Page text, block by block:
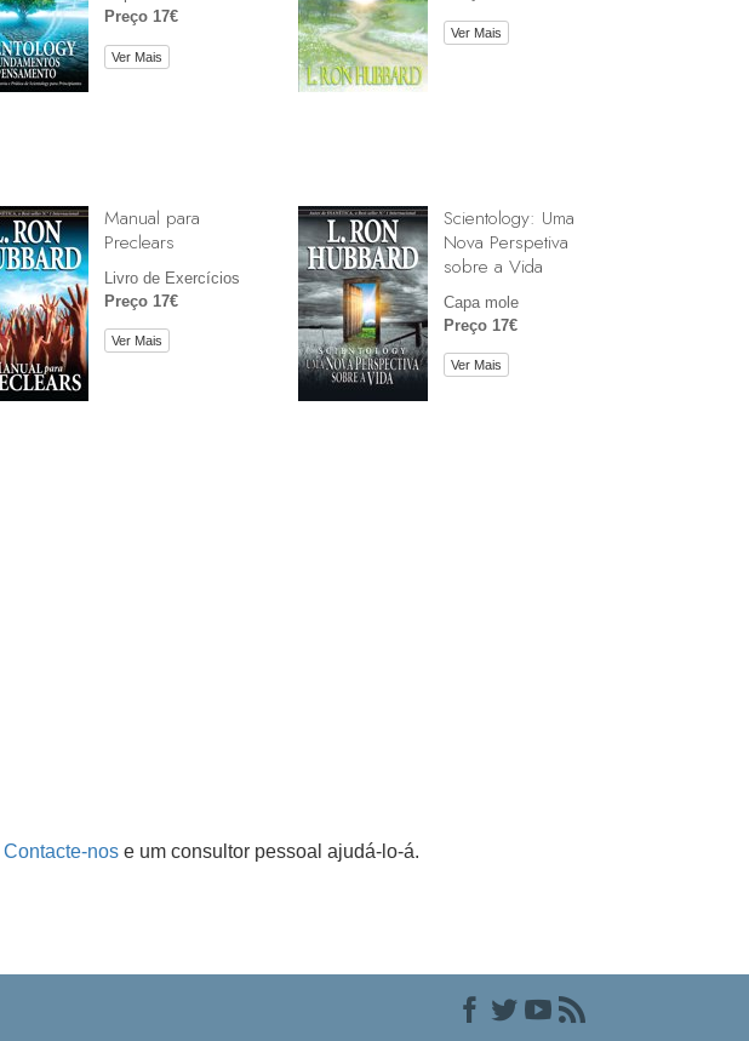
Preço 17€
Ver Mais
Ver Mais
Manual para
Preclears
Livro de Exercícios
Preço 17€
Ver Mais
Scientology: Uma
Nova Perspetiva
sobre a Vida
Capa mole
Preço 17€
Ver Mais
Contacte-nos e um consultor pessoal ajudá-lo-á.